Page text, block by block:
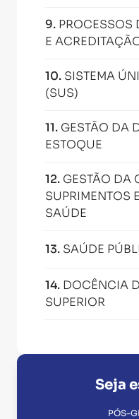
9. PROCESSOS
E
10. SISTEMA
(SUS)
11. GESTÃO DA
ESTOQUE
12. GESTÃO DA
SUPRIMENTOS
SAÚDE
13. SAÚDE
14. DOCÊNCIA
SUPERIOR
Seja
PÓS-